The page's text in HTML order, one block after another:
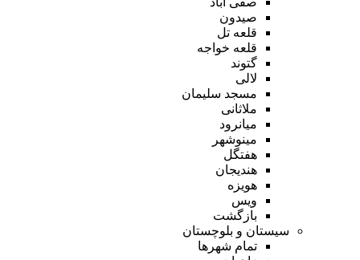
صیدون
قلعه تل
قلعه خواجه
گتوند
لالی
مسجد سلیمان
ملاثانی
میانرود
مینوشهر
هفتگل
هندیجان
هویزه
ویس
بازگشت
سیستان و بلوچستان
تمام شهر‌ها